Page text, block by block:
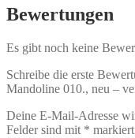
Bewertungen
Es gibt noch keine
Schreibe die erste
Mandoline 010., neu –
Deine E-Mail-Adresse
Felder sind mit * markiert